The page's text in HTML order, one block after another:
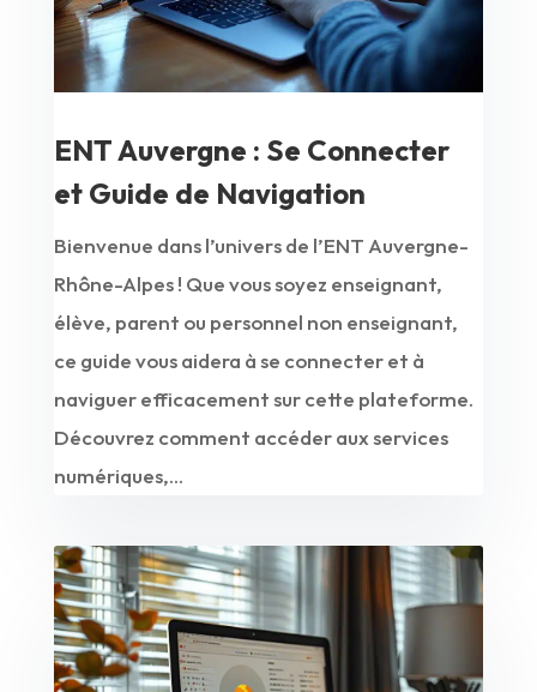
ENT Auvergne : Se Connecter
et Guide de Navigation
Bienvenue dans l’univers de l’ENT Auvergne-
Rhône-Alpes ! Que vous soyez enseignant,
élève, parent ou personnel non enseignant,
ce guide vous aidera à se connecter et à
naviguer efficacement sur cette plateforme.
Découvrez comment accéder aux services
numériques,...